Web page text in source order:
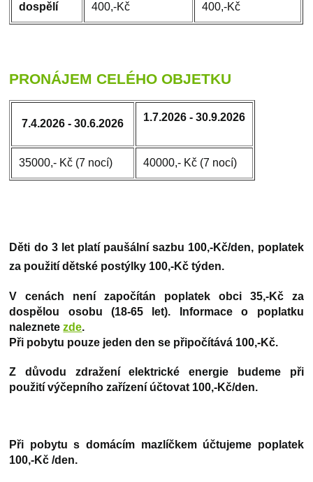
dospělí 400,-Kč 400,-Kč
PRONÁJEM CELÉHO OBJETKU
7.4.2026 - 30.6.2026
1.7.2026 - 30.9.2026
35000,- Kč (7 nocí) 40000,- Kč (7 nocí)
Děti do 3 let platí paušální sazbu 100,-Kč/den, poplatek
za použití dětské postýlky 100,-Kč týden.
V cenách není započítán poplatek obci 35,-Kč za
dospělou osobu (18-65 let). Informace o poplatku
naleznetezde.
Při pobytu pouze jeden den se připočítává 100,-Kč.
Z důvodu zdražení elektrické energie budeme při
použití výčepního zařízení účtovat 100,-Kč/den.
Při pobytu s domácím mazlíčkem účtujeme poplatek
100,-Kč /den.